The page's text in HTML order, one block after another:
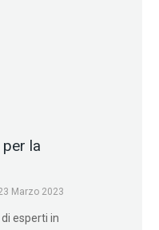
la
Marzo 2023
esperti in